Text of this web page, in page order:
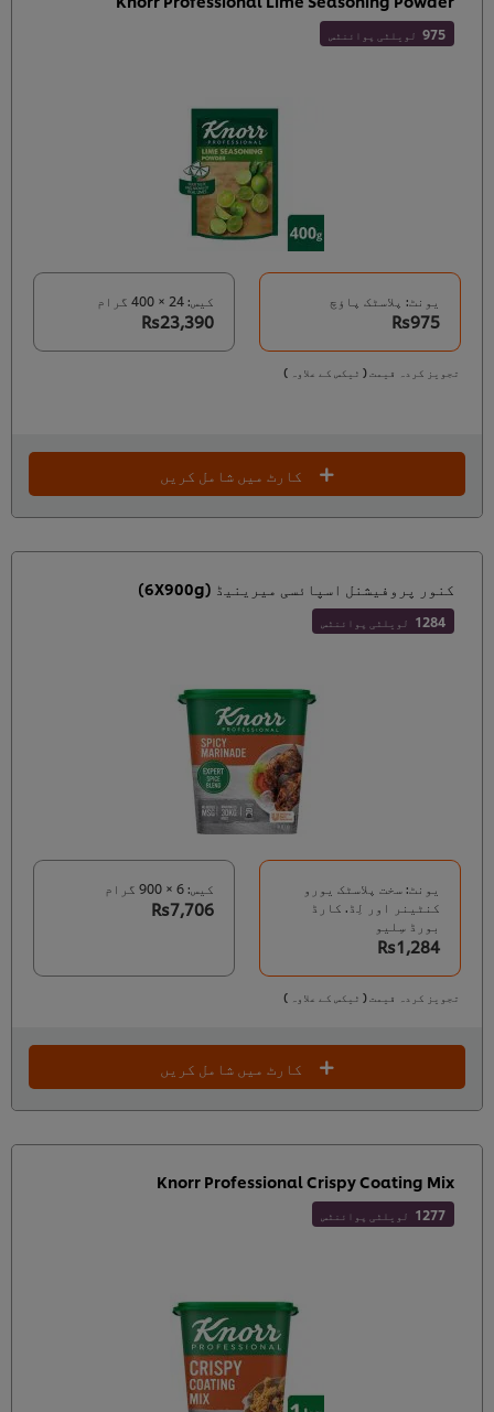
975 لویلٹی پوائنٹس
یونٹ: پلاسٹک پاؤچ
Rs975
کیس: 24 × 400 گرام
Rs23,390
تجویز کردہ قیمت ( ٹیکس کے علاوہ )
کارٹ میں شامل کریں
کنور پروفیشنل اسپائسی میرینیڈ (6X900g)
1284 لویلٹی پوائنٹس
یونٹ: سخت پلاسٹک یورو
کنٹینر اور لِڈ. کارڈ
بورڈ سِلیو
Rs1,284
کیس: 6 × 900 گرام
Rs7,706
تجویز کردہ قیمت ( ٹیکس کے علاوہ )
کارٹ میں شامل کریں
Knorr Professional Crispy Coating Mix
1277 لویلٹی پوائنٹس
We use cookies (and similar techniques) to improve
your experience on our site. Cookies enable you to